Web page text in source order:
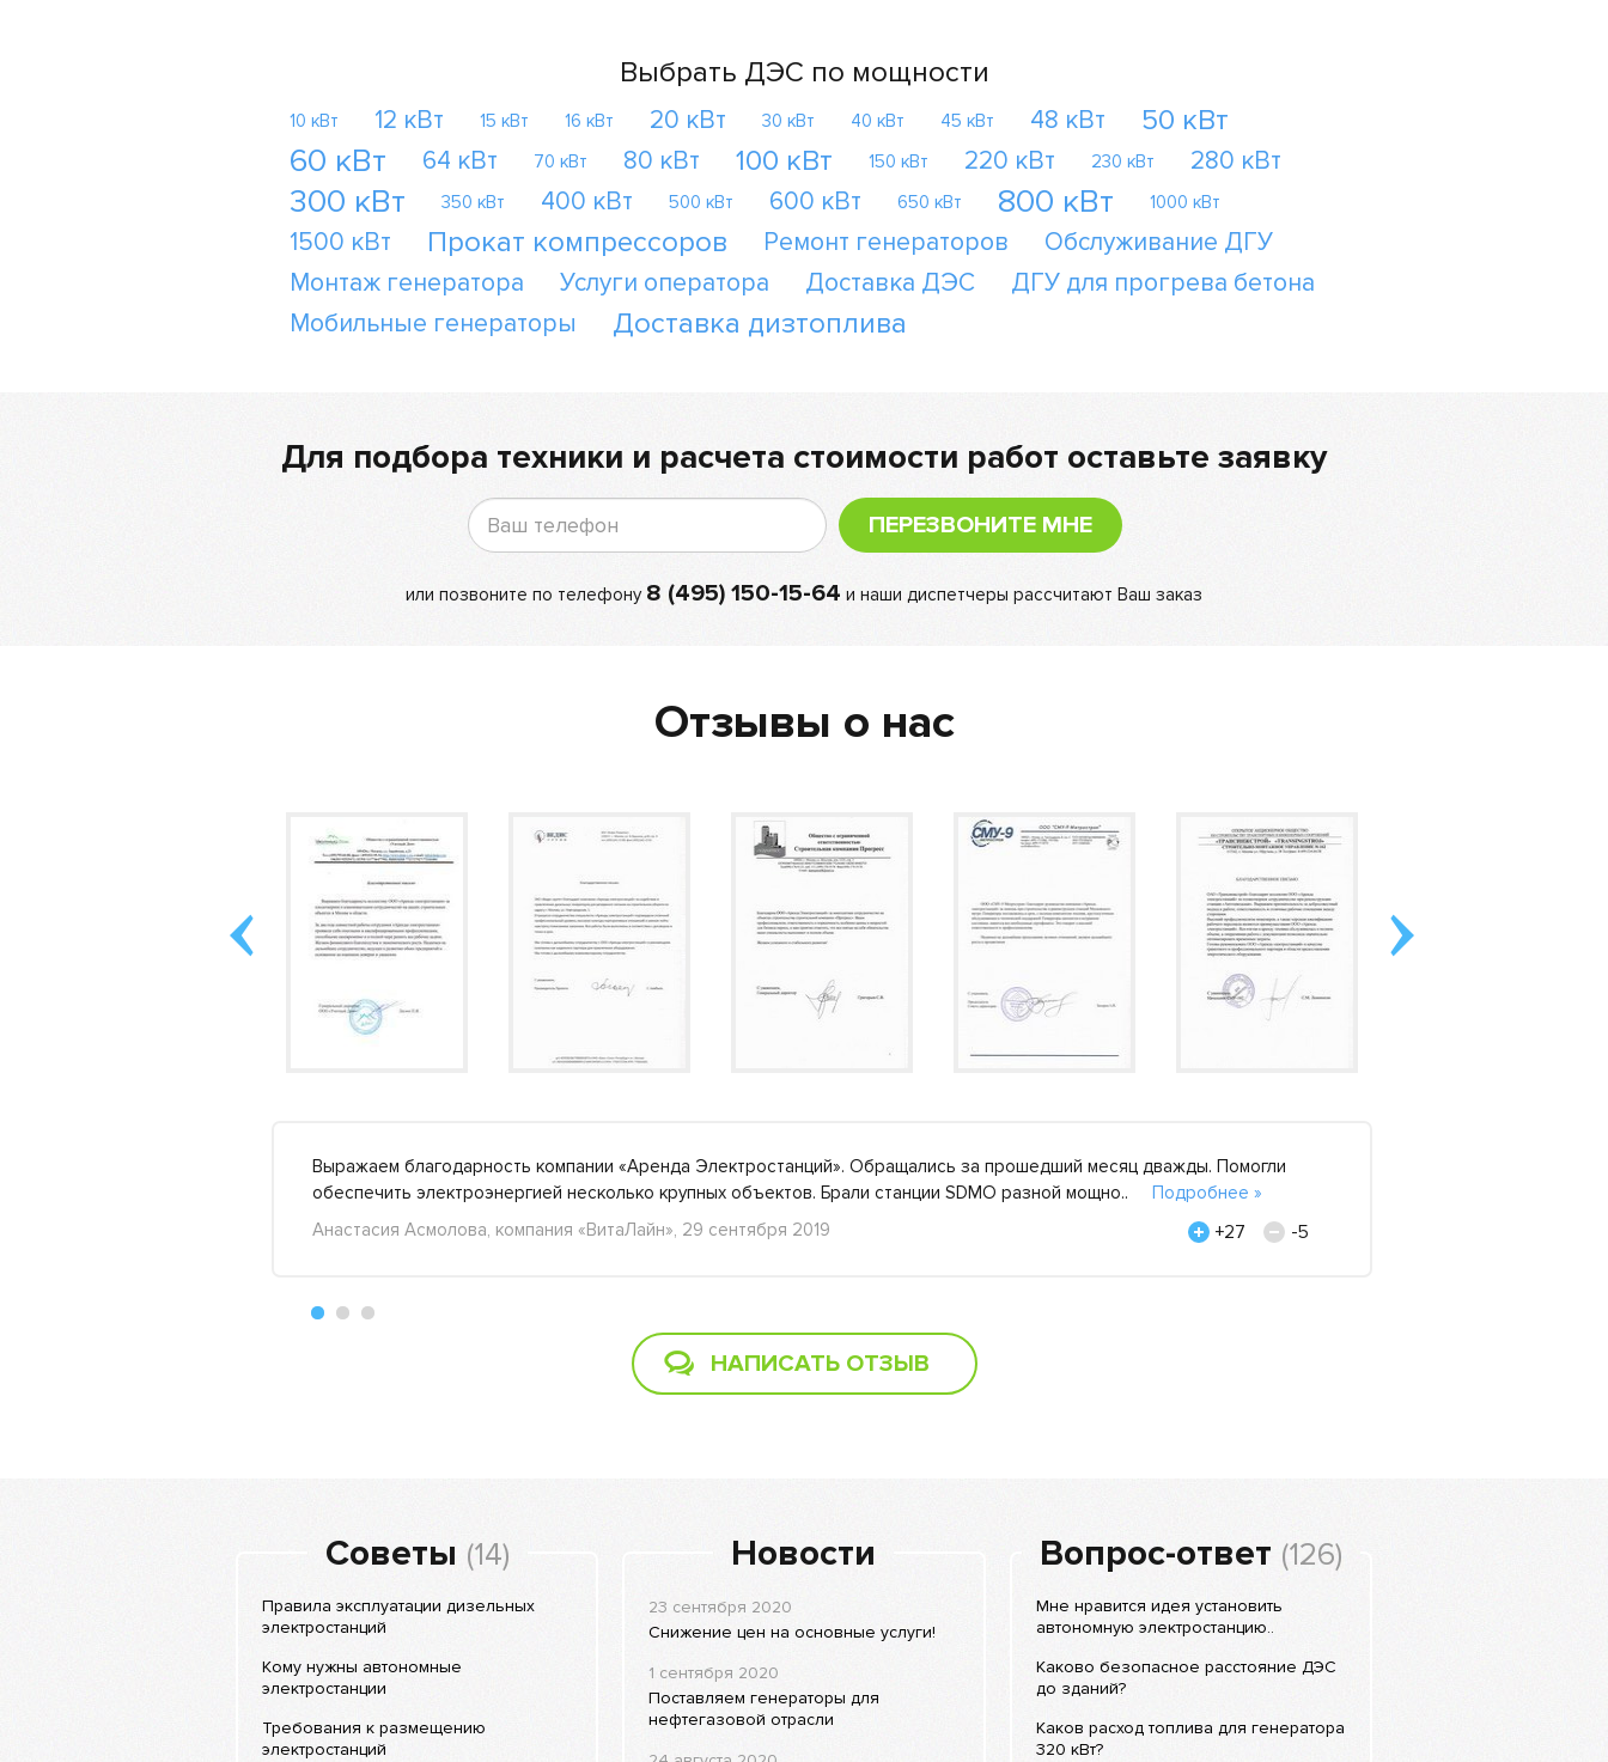
Выбрать ДЭС по мощности
10 кВт 12 кВт 15 кВт 16 кВт 20 кВт 30 кВт 40 кВт 45 кВт 48 кВт 50 кВт
60 кВт 64 кВт 70 кВт 80 кВт 100 кВт 150 кВт 220 кВт 230 кВт 280 кВт
300 кВт 350 кВт 400 кВт 500 кВт 600 кВт 650 кВт 800 кВт 1000 кВт
1500 кВт Прокат компрессоров Ремонт генераторов
Обслуживание ДГУ
Монтаж генератора
Услуги оператора Доставка ДЭС
ДГУ для прогрева бетона
Мобильные генераторы
Доставка дизтоплива
Для подбора техники и расчета стоимости работ оставьте заявку
ПЕРЕЗВОНИТЕ МНЕ
или позвоните по телефону 8 (495) 150-15-64 и наши диспетчеры рассчитают Ваш заказ
Отзывы о нас
Выражаем благодарность компании «Аренда Электростанций». Обращались за прошедший месяц дважды. Помогли
обеспечить электроэнергией несколько крупных объектов. Брали станции SDMO разной мощно.. Подробнее »
+27
-5
Анастасия Асмолова, компания «ВитаЛайн», 29 сентября 2019
НАПИСАТЬ ОТЗЫВ
Советы (14)
Правила эксплуатации дизельных
электростанций
Кому нужны автономные
электростанции
Требования к размещению
электростанций
Новости
23 сентября 2020
Снижение цен на основные услуги!
1 сентября 2020
Поставляем генераторы для
нефтегазовой отрасли
Вопрос-ответ (126)
Мне нравится идея установить
автономную электростанцию..
Каково безопасное расстояние ДЭС
до зданий?
Каков расход топлива для генератора
320 кВт?